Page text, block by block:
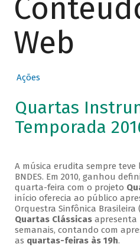
Web
Ações
Quartas
Temporada
A música erudita sempre
BNDES. Em 2010, ganhou
quarta-feira com o projeto
início oferecia ao público
Orquestra Sinfônica Brasileira
Quartas Clássicasapresenta
semanais, contando com
as quartas-feiras às 19h.